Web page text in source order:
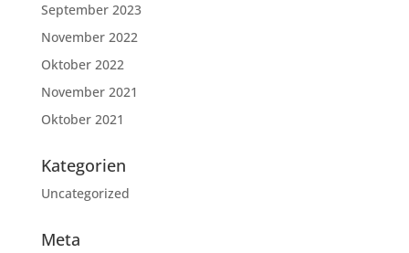
September 2023
November 2022
Oktober 2022
November 2021
Oktober 2021
Kategorien
Uncategorized
Meta